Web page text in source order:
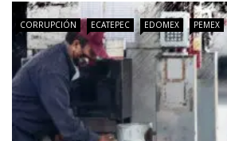
CORRUPCIÓN ECATEPEC EDOMEX PEMEX